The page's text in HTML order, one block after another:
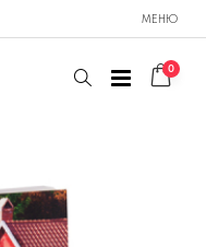
МЕНЮ
0